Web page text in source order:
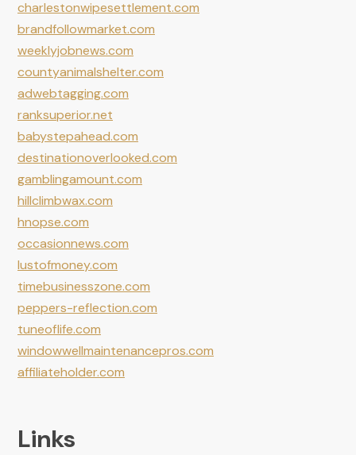
charlestonwipesettlement.com
brandfollowmarket.com
weeklyjobnews.com
countyanimalshelter.com
adwebtagging.com
ranksuperior.net
babystepahead.com
destinationoverlooked.com
gamblingamount.com
hillclimbwax.com
hnopse.com
occasionnews.com
lustofmoney.com
timebusinesszone.com
peppers-reflection.com
tuneoflife.com
windowwellmaintenancepros.com
affiliateholder.com
Links